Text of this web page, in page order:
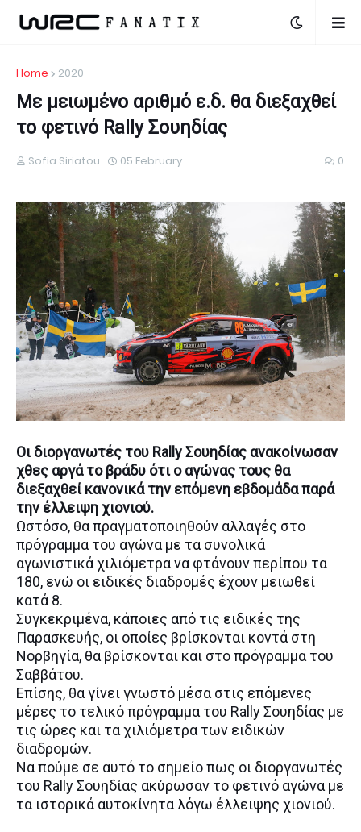
Home 2020
Με μειωμένο αριθμό ε.δ. θα διεξαχθεί
το φετινό Rally Σουηδίας
Sofia Siriatou 05 February 0
Οι διοργανωτές του Rally Σουηδίας ανακοίνωσαν
χθες αργά το βράδυ ότι ο αγώνας τους θα
διεξαχθεί κανονικά την επόμενη εβδομάδα παρά
την έλλειψη χιονιού.
Ωστόσο, θα πραγματοποιηθούν αλλαγές στο
πρόγραμμα του αγώνα με τα συνολικά
αγωνιστικά χιλιόμετρα να φτάνουν περίπου τα
180, ενώ οι ειδικές διαδρομές έχουν μειωθεί
κατά 8.
Συγκεκριμένα, κάποιες από τις ειδικές της
Παρασκευής, οι οποίες βρίσκονται κοντά στη
Νορβηγία, θα βρίσκονται και στο πρόγραμμα του
Σαββάτου.
Επίσης, θα γίνει γνωστό μέσα στις επόμενες
μέρες το τελικό πρόγραμμα του Rally Σουηδίας με
τις ώρες και τα χιλιόμετρα των ειδικών
διαδρομών.
Να πούμε σε αυτό το σημείο πως οι διοργανωτές
του Rally Σουηδίας ακύρωσαν το φετινό αγώνα με
τα ιστορικά αυτοκίνητα λόγω έλλειψης χιονιού.